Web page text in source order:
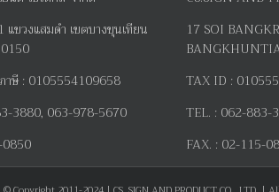
1 แขวงแสมดำ เขตบางขุนเทียน
าษี :0105554109658
3880, 063-978-5670
17 SOI
TAX ID :
TEL. :062-883-
FAX. :02-115-